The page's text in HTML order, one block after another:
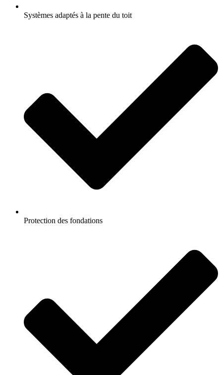
Systèmes adaptés à la pente du toit
Protection des fondations